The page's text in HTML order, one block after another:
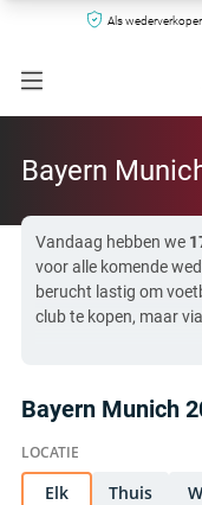
Als
Bayern
Vandaag hebben we
voor alle komende
berucht lastig om
club te kopen, maar
Een naderende FC
snel en eenvoudig
Bayern Munich
Elk Thuis